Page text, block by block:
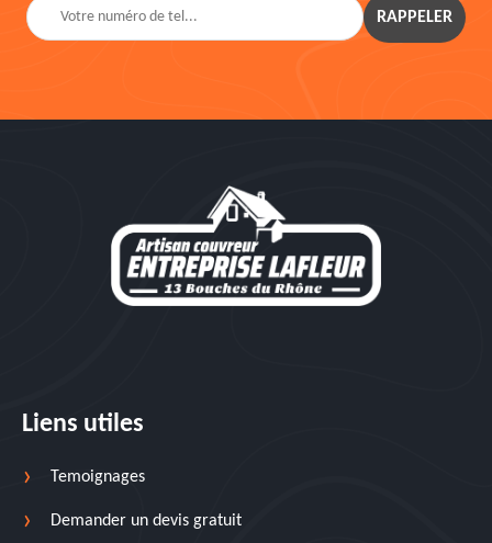
Liens utiles
Temoignages
Demander un devis gratuit